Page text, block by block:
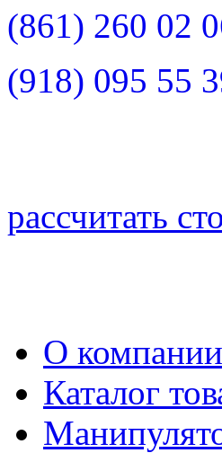
(861) 260 02
(918) 095 55
рассчитать
О компании
Каталог